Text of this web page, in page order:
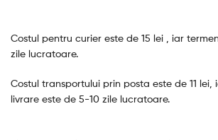
Costul pentru curier este de 15 lei , iar
zile lucratoare.
Costul transportului prin posta este de 11 lei,
livrare este de 5-10 zile lucratoare.